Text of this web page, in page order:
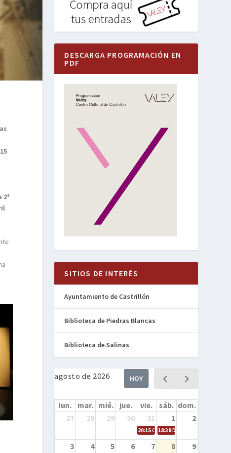
2ª
DESCARGA PROGRAMACIÓN EN
PDF
SITIOS DE INTERÉS
Ayuntamiento de Castrillón
Biblioteca de Piedras Blancas
Biblioteca de Salinas
agosto de 2026 HOY
lun. mar. mié. jue. vie. sáb. dom.
27
28 29 30 31 1 2
20:15Cine en la calle – Cómo
18:30Danza – Cita en el
3 4 5 6 7 8 9